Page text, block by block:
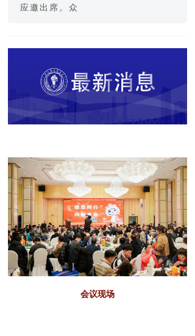
应邀出席。众
会议现场